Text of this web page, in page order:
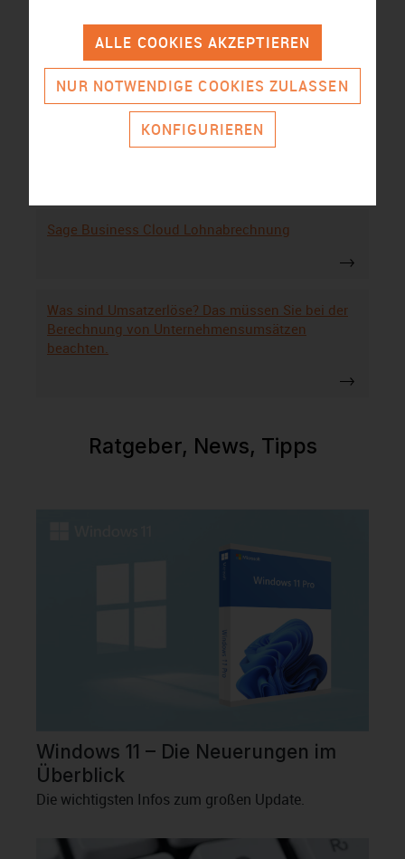
Vergleich für Buchhaltungssoftware
WISO Mein Büro Alternativen
Sage Business Cloud Lohnabrechnung
Was sind Umsatzerlöse? Das müssen Sie bei der
Berechnung von Unternehmensumsätzen
beachten.
Ratgeber, News, Tipps
Windows 11 – Die Neuerungen im
Überblick
Die wichtigsten Infos zum großen Update.
NUR NOTWENDIGE COOKIES ZULASSEN
KONFIGURIEREN
ALLE COOKIES AKZEPTIEREN